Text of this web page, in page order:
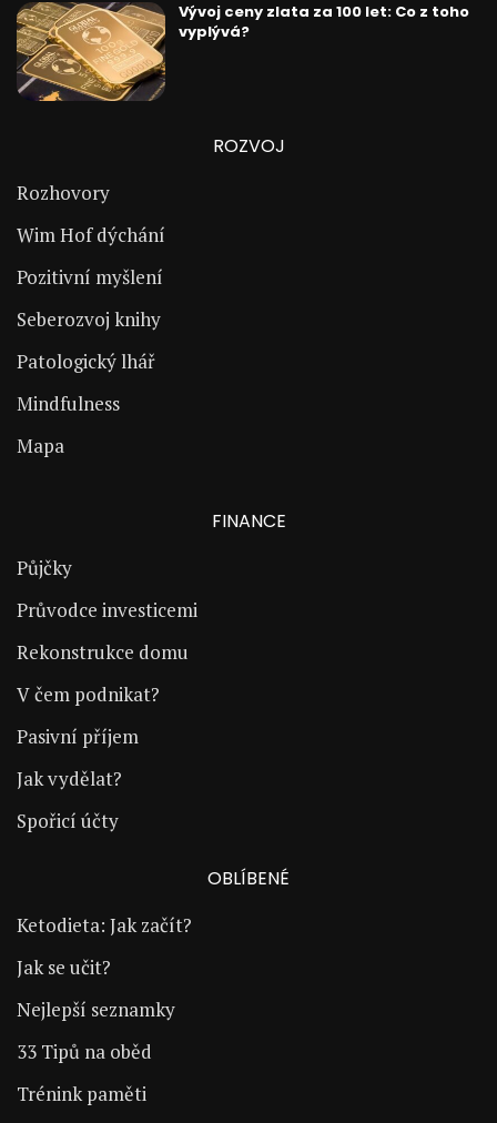
Vývoj ceny zlata za 100 let: Co z toho
vyplývá?
ROZVOJ
Rozhovory
Wim Hof dýchání
Pozitivní myšlení
Seberozvoj knihy
Patologický lhář
Mindfulness
Mapa
FINANCE
Půjčky
Průvodce investicemi
Rekonstrukce domu
V čem podnikat?
Pasivní příjem
Jak vydělat?
Spořicí účty
OBLÍBENÉ
Ketodieta: Jak začít?
Jak se učit?
Nejlepší seznamky
33 Tipů na oběd
Trénink paměti